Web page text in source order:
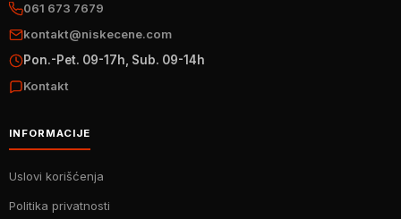
061 673 7679
kontakt@niskecene.com
Pon.-Pet. 09-17h, Sub. 09-14h
Kontakt
INFORMACIJE
Uslovi korišćenja
Politika privatnosti